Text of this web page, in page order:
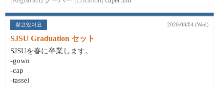
찾고있어요 2026/03/04 (Wed)
SJSU Graduation セット
SJSUを春に卒業します。
-gown
-cap
-tassel